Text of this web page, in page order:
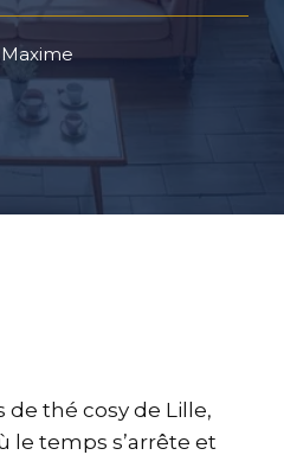
Maxime
de thé cosy de Lille,
le temps s’arrête et